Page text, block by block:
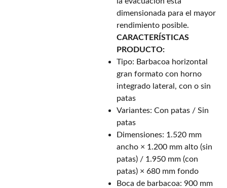
dimensionada para el mayor
rendimiento posible.
CARACTERÍSTICAS
PRODUCTO:
Tipo: Barbacoa horizontal
gran formato con horno
integrado lateral, con o sin
patas
Variantes: Con patas / Sin
patas
Dimensiones: 1.520 mm
ancho × 1.200 mm alto (sin
patas) / 1.950 mm (con
patas) × 680 mm fondo
Boca de barbacoa: 900 mm